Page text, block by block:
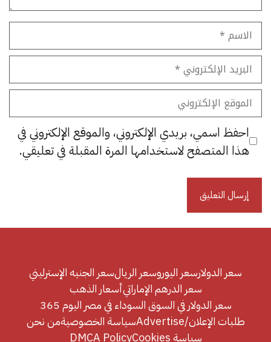
الاسم
البريد
الإلكتروني
الموقع
الإلكتروني
احفظ اسمي، بريدي الإلكتروني، والموقع الإلكتروني في
هذا المتصفح لاستخدامها المرة المقبلة في تعليقي.
سعر الدولارسعر اليوروسعر الريالسعر الجنيه الإسترليني
سعر الدرهم الإماراتيأسعار الذهب
سعر الدولار في السوق السوداء في مصر اليوم 365
طلبات الإعلان/Advertise
سياسة الخصوصيةمن نحن
سياسة Cookies
DMCA Policy